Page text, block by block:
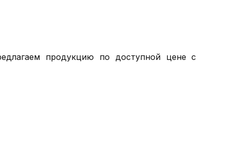
продукцию по доступной цене с